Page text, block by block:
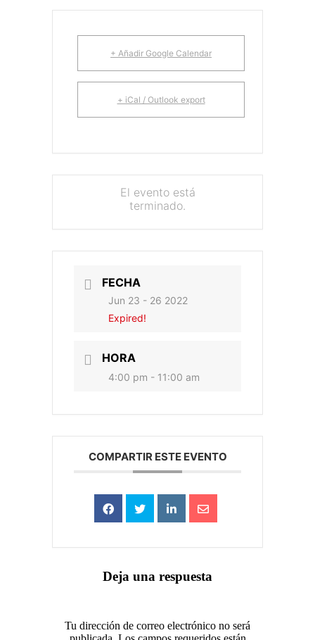
+ Añadir Google Calendar
+ iCal / Outlook export
El evento está
terminado.
FECHA
Jun 23 - 26 2022
Expired!
HORA
4:00 pm - 11:00 am
COMPARTIR ESTE EVENTO
Deja una respuesta
Tu dirección de correo electrónico no será